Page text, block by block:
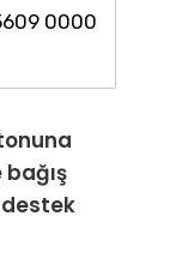
0000
destek